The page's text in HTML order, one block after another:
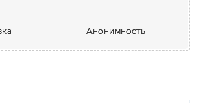
Анонимность